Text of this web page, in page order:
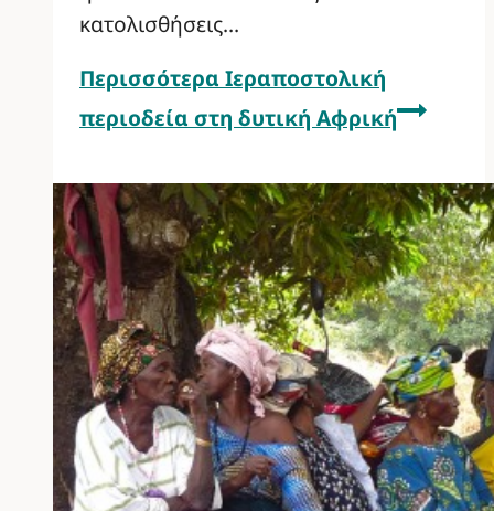
κατολισθήσεις…
Περισσότερα Ιεραποστολική
περιοδεία στη δυτική Αφρική